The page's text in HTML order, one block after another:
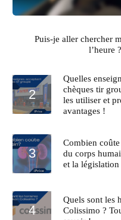
Puis-je aller chercher
l’heure ?
Quelles
chèques tir
les utiliser et
avantages !
Combien
du corps
et la législation
Quels sont les
Colissimo ?